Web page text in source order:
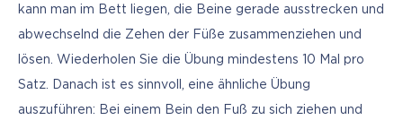
kann man im Bett liegen, die Beine gerade ausstrecken und
abwechselnd die Zehen der Füße zusammenziehen und
lösen. Wiederholen Sie die Übung mindestens 10 Mal pro
Satz. Danach ist es sinnvoll, eine ähnliche Übung
auszuführen: Bei einem Bein den Fuß zu sich ziehen und